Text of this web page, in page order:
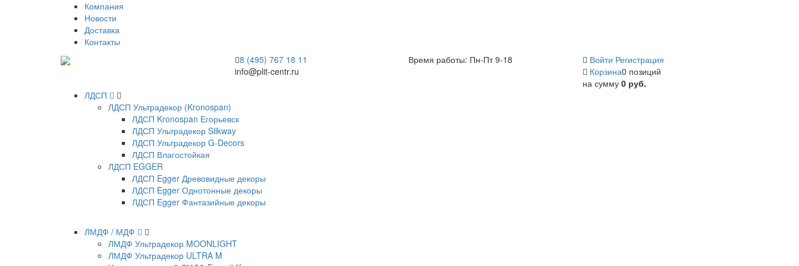
Компания
Новости
Доставка
Контакты
8 (495) 767 18 11
info@plit-centr.ru
Время работы: Пн-Пт 9-18 Войти Регистрация
Корзина0 позиций
на сумму 0 руб.
ЛДСП
ЛДСП Ультрадекор (Kronospan)
ЛДСП Kronospan Егорьевск
ЛДСП Ультрадекор Silkway
ЛДСП Ультрадекор G-Decors
ЛДСП Влагостойкая
ЛДСП EGGER
ЛДСП Egger Древовидные декоры
ЛДСП Egger Однотонные декоры
ЛДСП Egger Фантазийные декоры
ЛМДФ / МДФ
ЛМДФ Ультрадекор MOONLIGHT
ЛМДФ Ультрадекор ULTRA M